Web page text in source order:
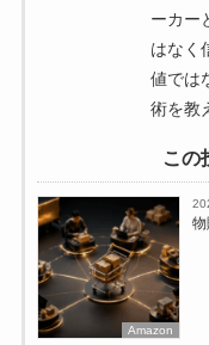
ーカー
はなく
値では
術を教
この
Amazon
物